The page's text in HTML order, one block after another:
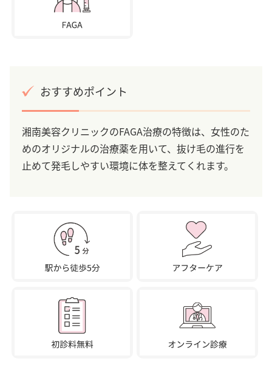
おすすめポイント
湘南美容クリニックのFAGA治療の特徴は、女性のた
めのオリジナルの治療薬を用いて、抜け毛の進行を
止めて発毛しやすい環境に体を整えてくれます。